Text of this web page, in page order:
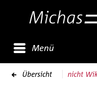
Menü
Übersicht nicht